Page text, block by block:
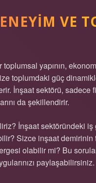
VE
yapının,
toplumdaki güç
İnşaat sektörü, sadece
da şekillendirir.
İnşaat sektöründeki
Sizce inşaat
olabilir mi? Bu
paylaşabilirsiniz.